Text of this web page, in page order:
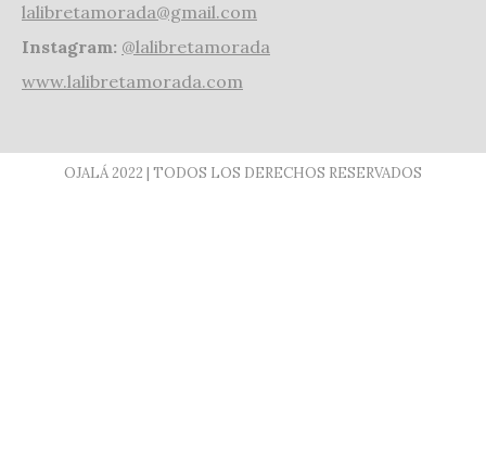
lalibretamorada@gmail.com
Instagram: @lalibretamorada
www.lalibretamorada.com
OJALÁ 2022 | TODOS LOS DERECHOS RESERVADOS